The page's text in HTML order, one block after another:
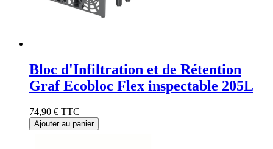
Bloc d'Infiltration et de Rétention
Graf Ecobloc Flex inspectable 205L
74,90 € TTC
Ajouter au panier